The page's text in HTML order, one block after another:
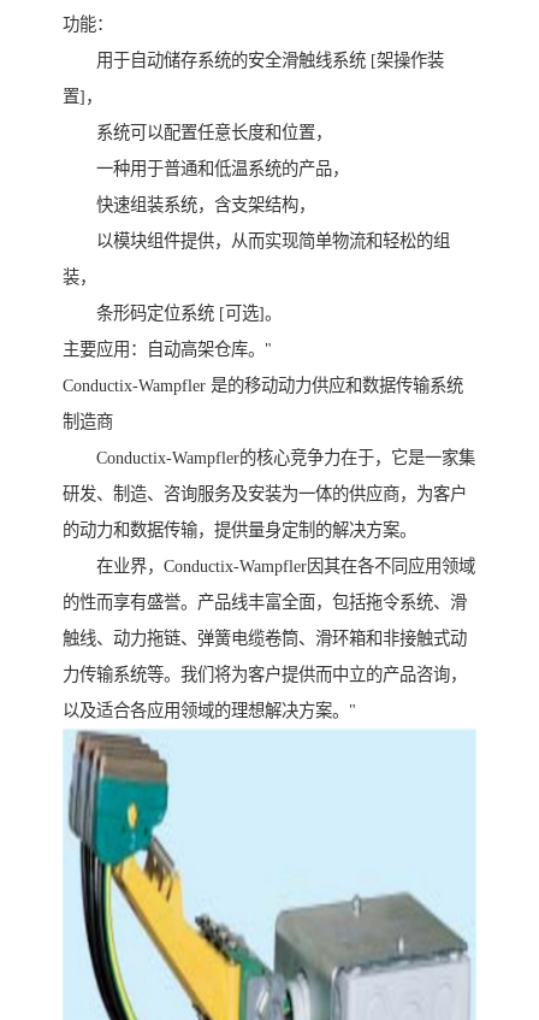
功能：
用于自动储存系统的安全滑触线系统 [架操作装
置]，
系统可以配置任意长度和位置，
一种用于普通和低温系统的产品，
快速组装系统，含支架结构，
以模块组件提供，从而实现简单物流和轻松的组
装，
条形码定位系统 [可选]。
主要应用：自动高架仓库。"
Conductix-Wampfler 是的移动动力供应和数据传输系统
制造商
Conductix-Wampfler的核心竞争力在于，它是一家集
研发、制造、咨询服务及安装为一体的供应商，为客户
的动力和数据传输，提供量身定制的解决方案。
在业界，Conductix-Wampfler因其在各不同应用领域
的性而享有盛誉。产品线丰富全面，包括拖令系统、滑
触线、动力拖链、弹簧电缆卷筒、滑环箱和非接触式动
力传输系统等。我们将为客户提供而中立的产品咨询，
以及适合各应用领域的理想解决方案。"